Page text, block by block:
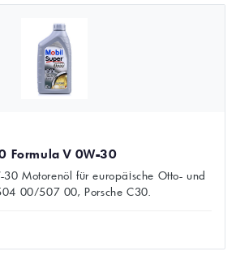
Formula V 0W-30
30 Motorenöl für europäische Otto- und
00/507 00, Porsche C30.